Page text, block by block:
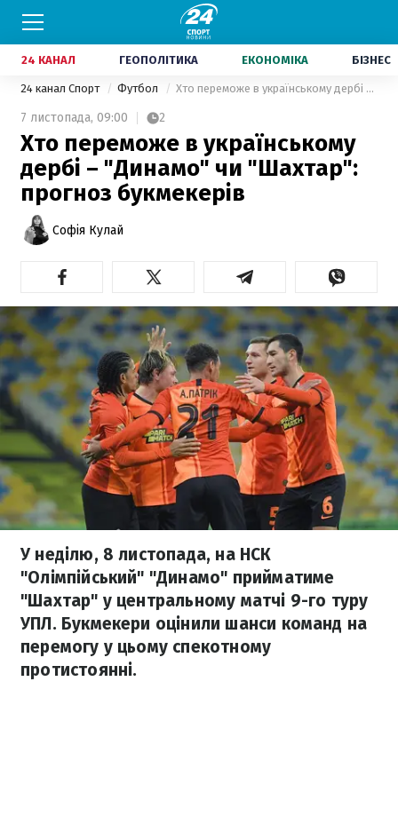
24 КАНАЛ ГЕОПОЛІТИКА ЕКОНОМІКА БІЗНЕС
24 канал Спорт Футбол Хто переможе в українському дербі – "Динамо" чи "Шахтар": прогноз букмекерів
7 листопада, 09:00 2
Хто переможе в українському
дербі – "Динамо" чи "Шахтар":
прогноз букмекерів
Софія Кулай
У неділю, 8 листопада, на НСК
"Олімпійський" "Динамо" прийматиме
"Шахтар" у центральному матчі 9-го туру
УПЛ. Букмекери оцінили шанси команд на
перемогу у цьому спекотному
протистоянні.